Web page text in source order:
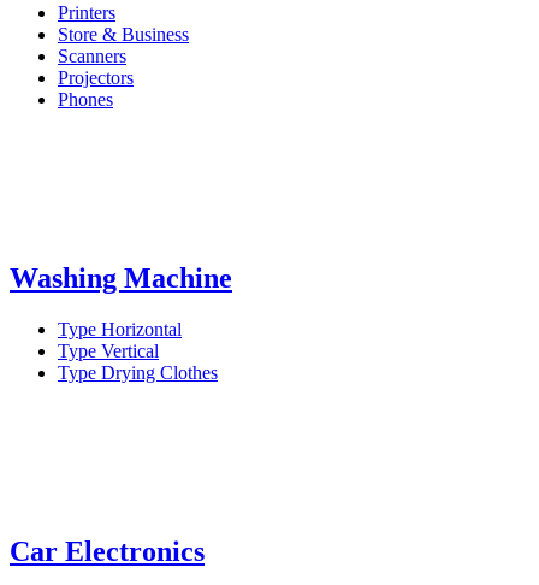
Printers
Store & Business
Scanners
Projectors
Phones
Washing Machine
Type Horizontal
Type Vertical
Type Drying Clothes
Car Electronics